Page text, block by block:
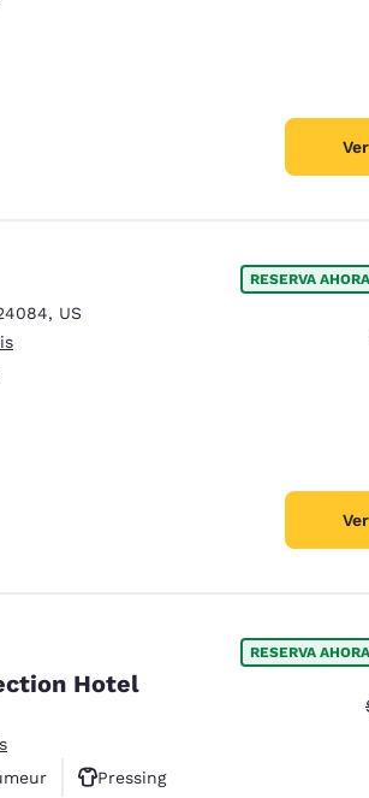
, US
RESERVA
Hotel
Pressing
RESERVA